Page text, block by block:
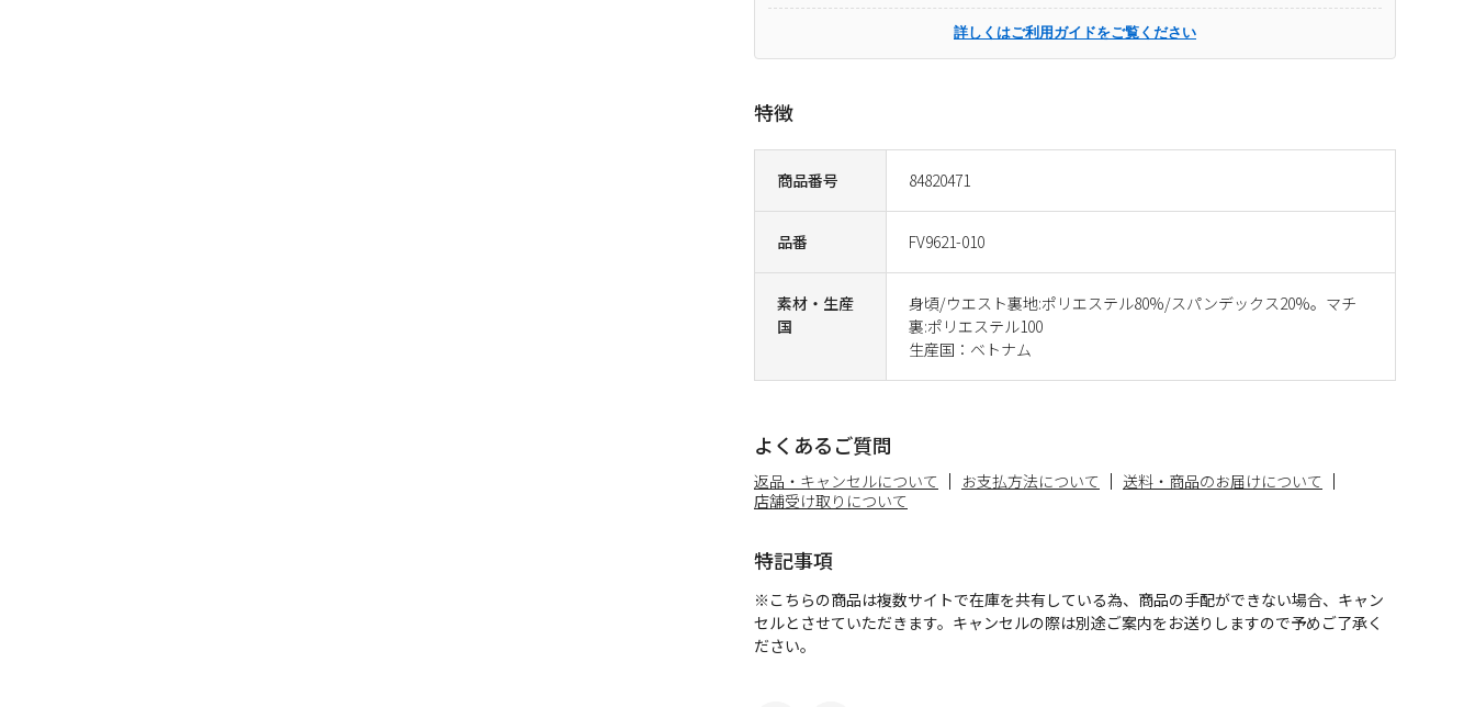
商品番号 84820471
品番 FV9621-010
素材・生産
国
身頃/ウエスト裏地:ポリエステル80%/スパンデックス20%。マチ
裏:ポリエステル100
生産国：ベトナム
詳しくはご利用ガイドをご覧ください
特徴
よくあるご質問
返品・キャンセルについて お支払方法について
送料・商品のお届けについて
店舗受け取りについて
特記事項
※こちらの商品は複数サイトで在庫を共有している為、商品の手配ができない場合、キャン
セルとさせていただきます。キャンセルの際は別途ご案内をお送りしますので予めご了承く
ださい。